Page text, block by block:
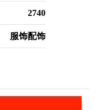
2740
服饰配饰